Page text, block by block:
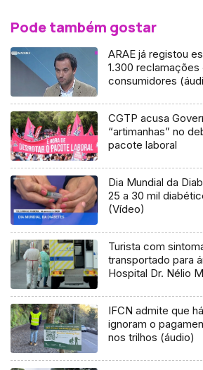
Pode também gostar
ARAE já registou
1.300 reclamações
consumidores
CGTP acusa
“artimanhas” no
pacote laboral
Dia Mundial da
25 a 30 mil
(Vídeo)
Turista com
transportado para
Hospital Dr. Nélio
IFCN admite que
ignoram o
nos trilhos (áudio)